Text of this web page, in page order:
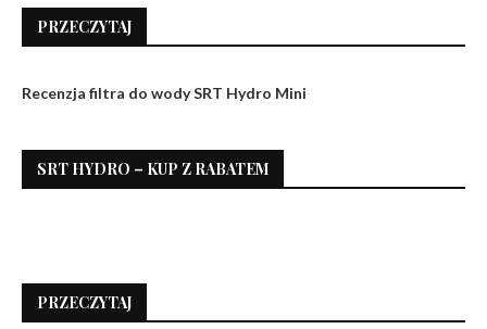
PRZECZYTAJ
Recenzja filtra do wody SRT Hydro Mini
SRT HYDRO – KUP Z RABATEM
PRZECZYTAJ